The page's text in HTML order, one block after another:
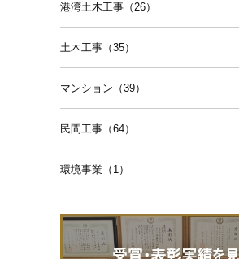
港湾土木工事（26）
土木工事（35）
マンション（39）
民間工事（64）
環境事業（1）